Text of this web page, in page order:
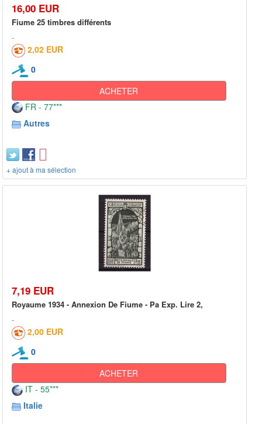
16,00 EUR
Fiume 25 timbres différents
2,02 EUR
0
ACHETER
FR - 77***
Autres
+ ajout à ma sélection
7,19 EUR
Royaume 1934 - Annexion De Fiume - Pa Exp. Lire 2,
2,00 EUR
0
ACHETER
IT - 55***
Italie